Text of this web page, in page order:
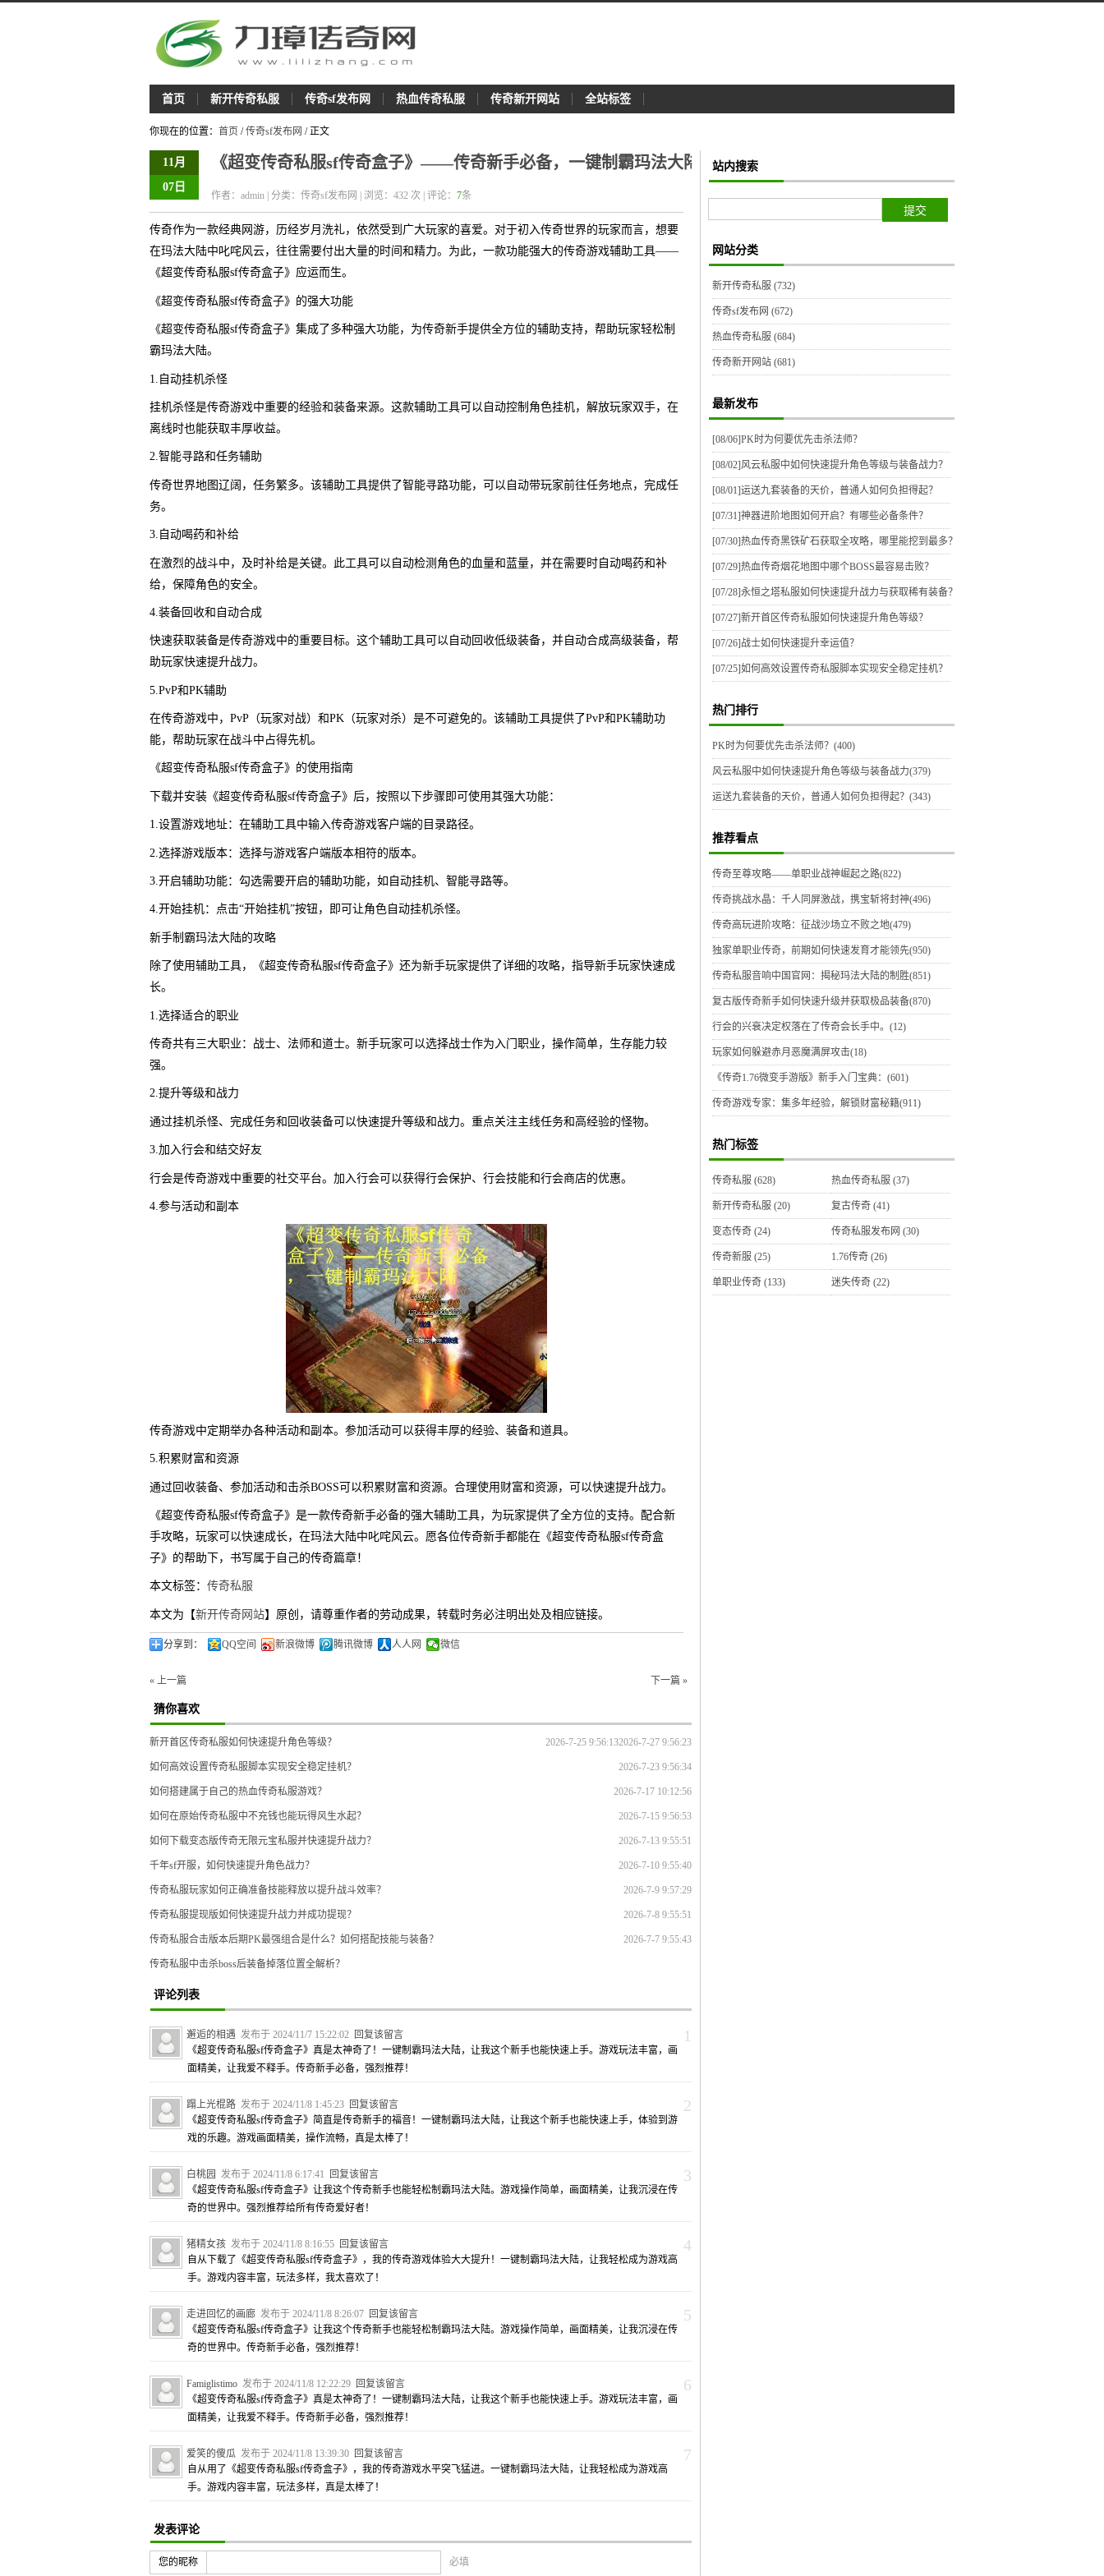
首页 新开传奇私服 传奇sf发布网 热血传奇私服 传奇新开网站 全站标签
你现在的位置： 首页 /传奇sf发布网 / 正文
11月
07日
《超变传奇私服sf传奇盒子》——传奇新手必备，一键制霸玛法大陆
作者：admin | 分类：传奇sf发布网 | 浏览： 432 次 | 评论： 7条
传奇作为一款经典网游，历经岁月洗礼，依然受到广大玩家的喜爱。对于初入传奇世界的玩家而言，想要
在玛法大陆中叱咤风云，往往需要付出大量的时间和精力。为此，一款功能强大的传奇游戏辅助工具——
《超变传奇私服sf传奇盒子》应运而生。
《超变传奇私服sf传奇盒子》的强大功能
《超变传奇私服sf传奇盒子》集成了多种强大功能，为传奇新手提供全方位的辅助支持，帮助玩家轻松制
霸玛法大陆。
1.自动挂机杀怪
挂机杀怪是传奇游戏中重要的经验和装备来源。这款辅助工具可以自动控制角色挂机，解放玩家双手，在
离线时也能获取丰厚收益。
2.智能寻路和任务辅助
传奇世界地图辽阔，任务繁多。该辅助工具提供了智能寻路功能，可以自动带玩家前往任务地点，完成任
务。
3.自动喝药和补给
在激烈的战斗中，及时补给是关键。此工具可以自动检测角色的血量和蓝量，并在需要时自动喝药和补
给，保障角色的安全。
4.装备回收和自动合成
快速获取装备是传奇游戏中的重要目标。这个辅助工具可以自动回收低级装备，并自动合成高级装备，帮
助玩家快速提升战力。
5.PvP和PK辅助
在传奇游戏中，PvP（玩家对战）和PK（玩家对杀）是不可避免的。该辅助工具提供了PvP和PK辅助功
能，帮助玩家在战斗中占得先机。
《超变传奇私服sf传奇盒子》的使用指南
下载并安装《超变传奇私服sf传奇盒子》后，按照以下步骤即可使用其强大功能：
1.设置游戏地址：在辅助工具中输入传奇游戏客户端的目录路径。
2.选择游戏版本：选择与游戏客户端版本相符的版本。
3.开启辅助功能：勾选需要开启的辅助功能，如自动挂机、智能寻路等。
4.开始挂机：点击“开始挂机”按钮，即可让角色自动挂机杀怪。
新手制霸玛法大陆的攻略
除了使用辅助工具，《超变传奇私服sf传奇盒子》还为新手玩家提供了详细的攻略，指导新手玩家快速成
长。
1.选择适合的职业
传奇共有三大职业：战士、法师和道士。新手玩家可以选择战士作为入门职业，操作简单，生存能力较
强。
2.提升等级和战力
通过挂机杀怪、完成任务和回收装备可以快速提升等级和战力。重点关注主线任务和高经验的怪物。
3.加入行会和结交好友
行会是传奇游戏中重要的社交平台。加入行会可以获得行会保护、行会技能和行会商店的优惠。
4.参与活动和副本
传奇游戏中定期举办各种活动和副本。参加活动可以获得丰厚的经验、装备和道具。
5.积累财富和资源
通过回收装备、参加活动和击杀BOSS可以积累财富和资源。合理使用财富和资源，可以快速提升战力。
《超变传奇私服sf传奇盒子》是一款传奇新手必备的强大辅助工具，为玩家提供了全方位的支持。配合新
手攻略，玩家可以快速成长，在玛法大陆中叱咤风云。愿各位传奇新手都能在《超变传奇私服sf传奇盒
子》的帮助下，书写属于自己的传奇篇章！
本文标签： 传奇私服
本文为【新开传奇网站】原创，请尊重作者的劳动成果，转载时务必注明出处及相应链接。
分享到： QQ空间 新浪微博 腾讯微博 人人网 微信
« 上一篇 下一篇 »
猜你喜欢
2026-7-27 9:56:23
新开首区传奇私服如何快速提升角色等级？ 2026-7-25 9:56:13
如何高效设置传奇私服脚本实现安全稳定挂机？ 2026-7-23 9:56:34
如何搭建属于自己的热血传奇私服游戏？ 2026-7-17 10:12:56
如何在原始传奇私服中不充钱也能玩得风生水起？ 2026-7-15 9:56:53
如何下载变态版传奇无限元宝私服并快速提升战力？ 2026-7-13 9:55:51
千年sf开服，如何快速提升角色战力？ 2026-7-10 9:55:40
传奇私服玩家如何正确准备技能释放以提升战斗效率？ 2026-7-9 9:57:29
传奇私服提现版如何快速提升战力并成功提现？ 2026-7-8 9:55:51
传奇私服合击版本后期PK最强组合是什么？如何搭配技能与装备？ 2026-7-7 9:55:43
传奇私服中击杀boss后装备掉落位置全解析？
评论列表
1
邂逅的相遇 发布于 2024/11/7 15:22:02 回复该留言
《超变传奇私服sf传奇盒子》真是太神奇了！一键制霸玛法大陆，让我这个新手也能快速上手。游戏玩法丰富，画
面精美，让我爱不释手。传奇新手必备，强烈推荐！
2
蹋上光棍路 发布于 2024/11/8 1:45:23 回复该留言
《超变传奇私服sf传奇盒子》简直是传奇新手的福音！一键制霸玛法大陆，让我这个新手也能快速上手，体验到游
戏的乐趣。游戏画面精美，操作流畅，真是太棒了！
3
白桃园 发布于 2024/11/8 6:17:41
回复该留言
《超变传奇私服sf传奇盒子》让我这个传奇新手也能轻松制霸玛法大陆。游戏操作简单，画面精美，让我沉浸在传
奇的世界中。强烈推荐给所有传奇爱好者！
4
猪精女孩 发布于 2024/11/8 8:16:55 回复该留言
自从下载了《超变传奇私服sf传奇盒子》，我的传奇游戏体验大大提升！一键制霸玛法大陆，让我轻松成为游戏高
手。游戏内容丰富，玩法多样，我太喜欢了！
5
走进回忆的画廊 发布于 2024/11/8 8:26:07 回复该留言
《超变传奇私服sf传奇盒子》让我这个传奇新手也能轻松制霸玛法大陆。游戏操作简单，画面精美，让我沉浸在传
奇的世界中。传奇新手必备，强烈推荐！
6
Famiglistimo 发布于 2024/11/8 12:22:29 回复该留言
《超变传奇私服sf传奇盒子》真是太神奇了！一键制霸玛法大陆，让我这个新手也能快速上手。游戏玩法丰富，画
面精美，让我爱不释手。传奇新手必备，强烈推荐！
7
爱笑的傻瓜 发布于 2024/11/8 13:39:30 回复该留言
自从用了《超变传奇私服sf传奇盒子》，我的传奇游戏水平突飞猛进。一键制霸玛法大陆，让我轻松成为游戏高
手。游戏内容丰富，玩法多样，真是太棒了！
发表评论
您的昵称 必填
站内搜索
网站分类
新开传奇私服 (732)
传奇sf发布网 (672)
热血传奇私服 (684)
传奇新开网站 (681)
最新发布
[08/06]PK时为何要优先击杀法师？
[08/02] 风云私服中如何快速提升角色等级与装备战力？
[08/01]运送九套装备的天价，普通人如何负担得起？
[07/31]神器进阶地图如何开启？有哪些必备条件？
[07/30]热血传奇黑铁矿石获取全攻略，哪里能挖到最多？
[07/29]热血传奇烟花地图中哪个BOSS最容易击败？
[07/28]永恒之塔私服如何快速提升战力与获取稀有装备？
[07/27]新开首区传奇私服如何快速提升角色等级？
[07/26] 战士如何快速提升幸运值？
[07/25]如何高效设置传奇私服脚本实现安全稳定挂机？
热门排行
PK时为何要优先击杀法师？(400)
风云私服中如何快速提升角色等级与装备战力(379)
运送九套装备的天价，普通人如何负担得起？(343)
推荐看点
传奇至尊攻略——单职业战神崛起之路(822)
传奇挑战水晶：千人同屏激战，携宝斩将封神(496)
传奇高玩进阶攻略：征战沙场立不败之地(479)
独家单职业传奇，前期如何快速发育才能领先(950)
传奇私服音响中国官网：揭秘玛法大陆的制胜(851)
复古版传奇新手如何快速升级并获取极品装备(870)
行会的兴衰决定权落在了传奇会长手中。(12)
玩家如何躲避赤月恶魔满屏攻击(18)
《传奇1.76微变手游版》新手入门宝典：(601)
传奇游戏专家：集多年经验，解锁财富秘籍(911)
热门标签
传奇私服 (628) 热血传奇私服 (37)
新开传奇私服 (20) 复古传奇 (41)
变态传奇 (24) 传奇私服发布网 (30)
传奇新服 (25) 1.76传奇 (26)
单职业传奇 (133) 迷失传奇 (22)